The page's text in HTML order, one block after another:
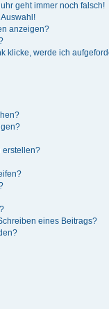
geht immer noch falsch!
anzeigen?
klicke, werde ich
erstellen?
eines Beitrags?